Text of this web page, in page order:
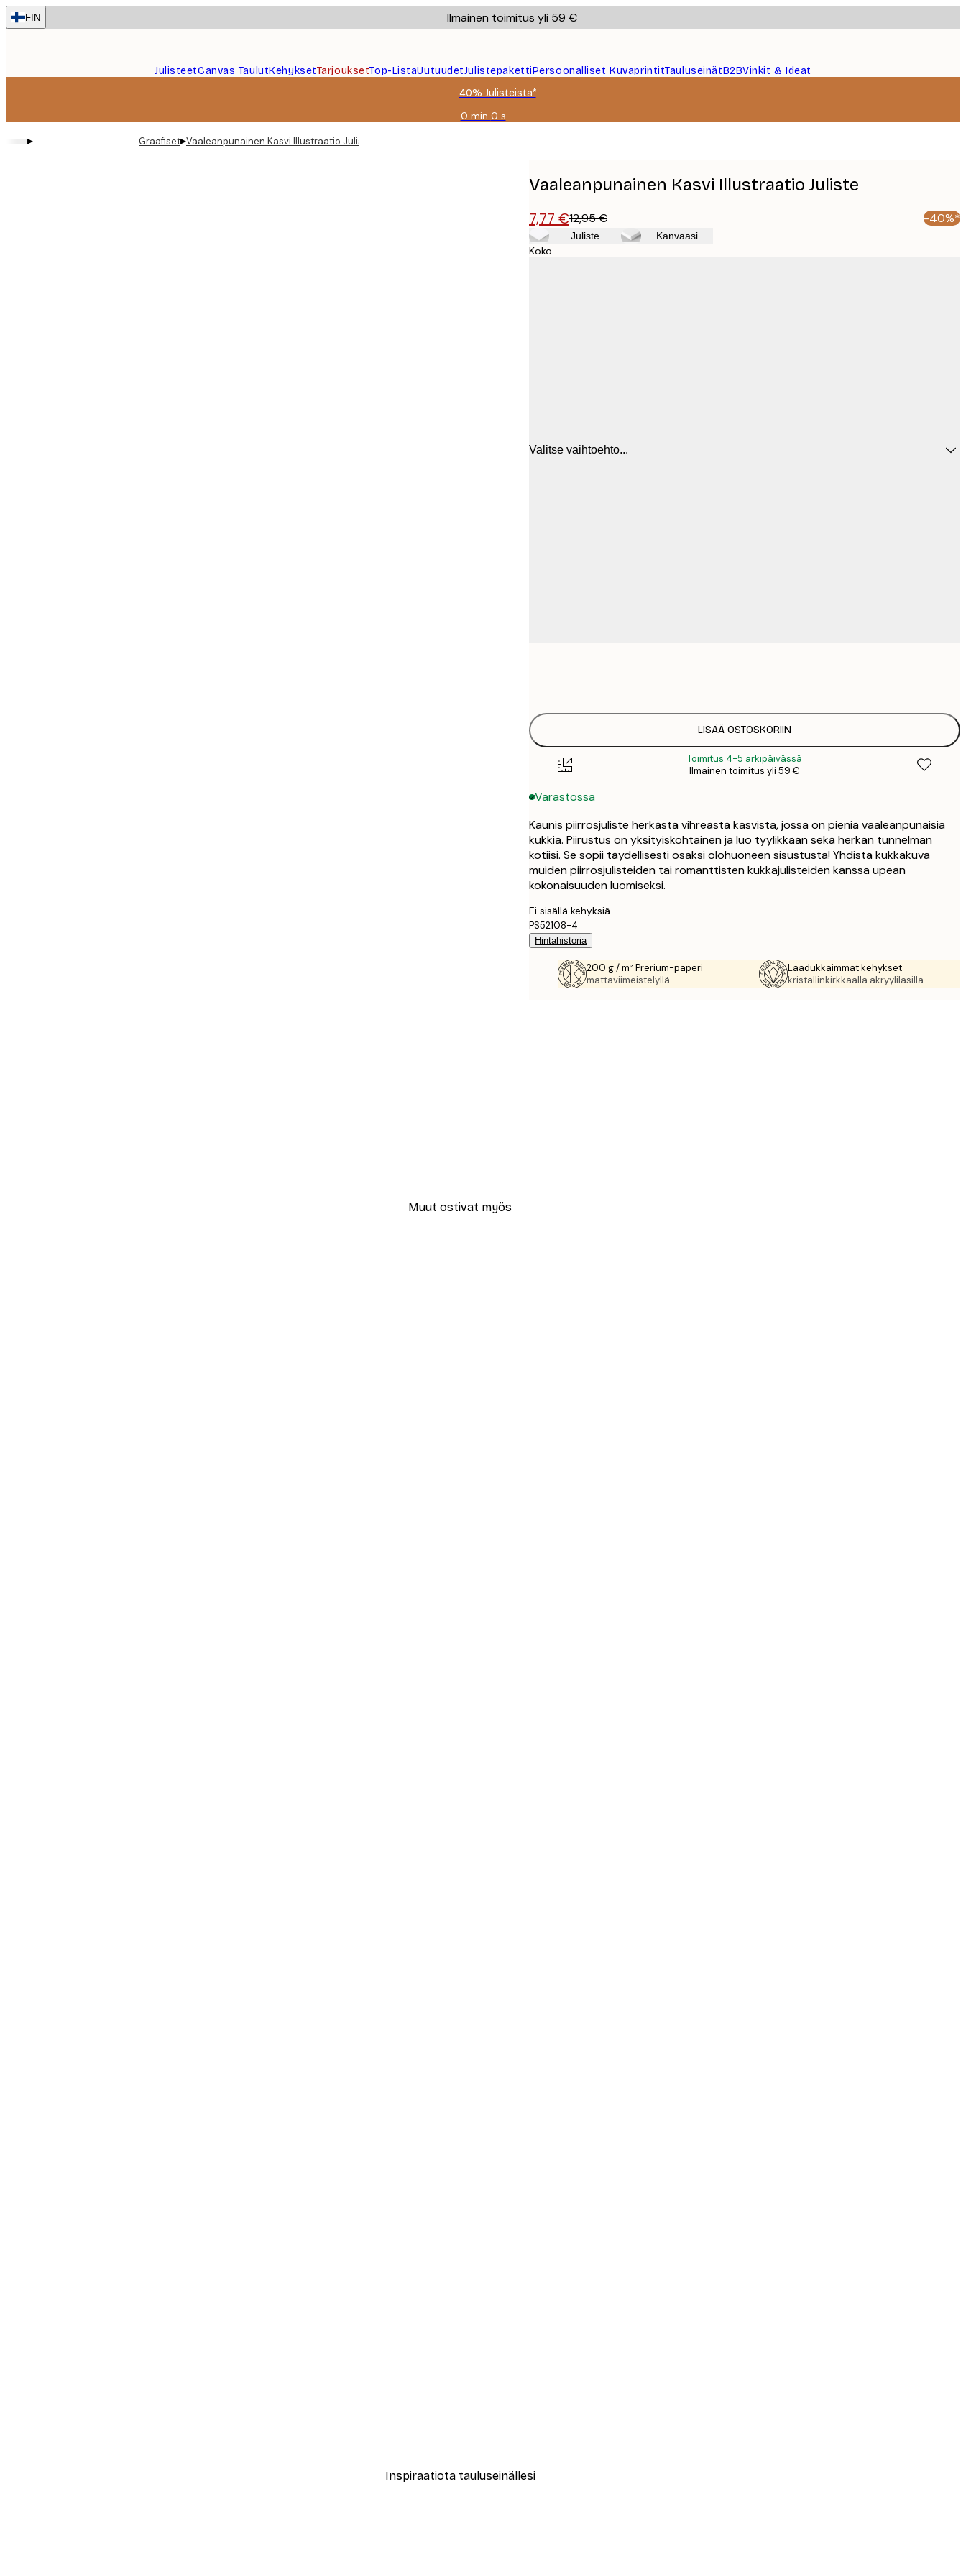
Skip
to
FIN Ilmainen toimitus yli 59 €
JulisteetCanvas TaulutKehyksetTarjouksetTop-ListaUutuudetJulistepakettiPersoonalliset KuvaprintitTauluseinätB2BVinkit & Ideat
40% Julisteista*
0 min 0 s
Voimassa
▸ Graafiset▸Vaaleanpunainen Kasvi Illustraatio Juliste
Vaaleanpunainen Kasvi Illustraatio Juliste
7,77 €12,95 € -40%*
Juliste Kanvaasi
Koko
Valitse vaihtoehto...
LISÄÄ OSTOSKORIIN
Toimitus 4-5 arkipäivässä
Ilmainen toimitus yli 59 €
Varastossa
Kaunis piirrosjuliste herkästä vihreästä kasvista, jossa on pieniä vaaleanpunaisia
kukkia. Piirustus on yksityiskohtainen ja luo tyylikkään sekä herkän tunnelman
kotiisi. Se sopii täydellisesti osaksi olohuoneen sisustusta! Yhdistä kukkakuva
muiden piirrosjulisteiden tai romanttisten kukkajulisteiden kanssa upean
kokonaisuuden luomiseksi.
Ei sisällä kehyksiä.
PS52108-4
Hintahistoria
200 g / m² Prerium-paperi
mattaviimeistelyllä.
Laadukkaimmat kehykset
kristallinkirkkaalla akryylilasilla.
Muut ostivat myös
Inspiraatiota tauluseinällesi